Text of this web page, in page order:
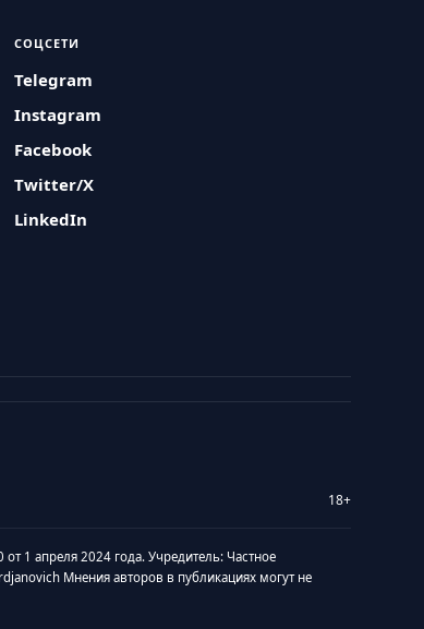
СОЦСЕТИ
Telegram
Instagram
Facebook
Twitter/X
LinkedIn
18+
1 апреля 2024 года. Учредитель: Частное
Мнения авторов в публикациях могут не